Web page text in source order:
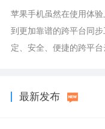
苹果手机虽然在使用体
到更加靠谱的跨平台同
定、安全、便捷的跨平
最新发布